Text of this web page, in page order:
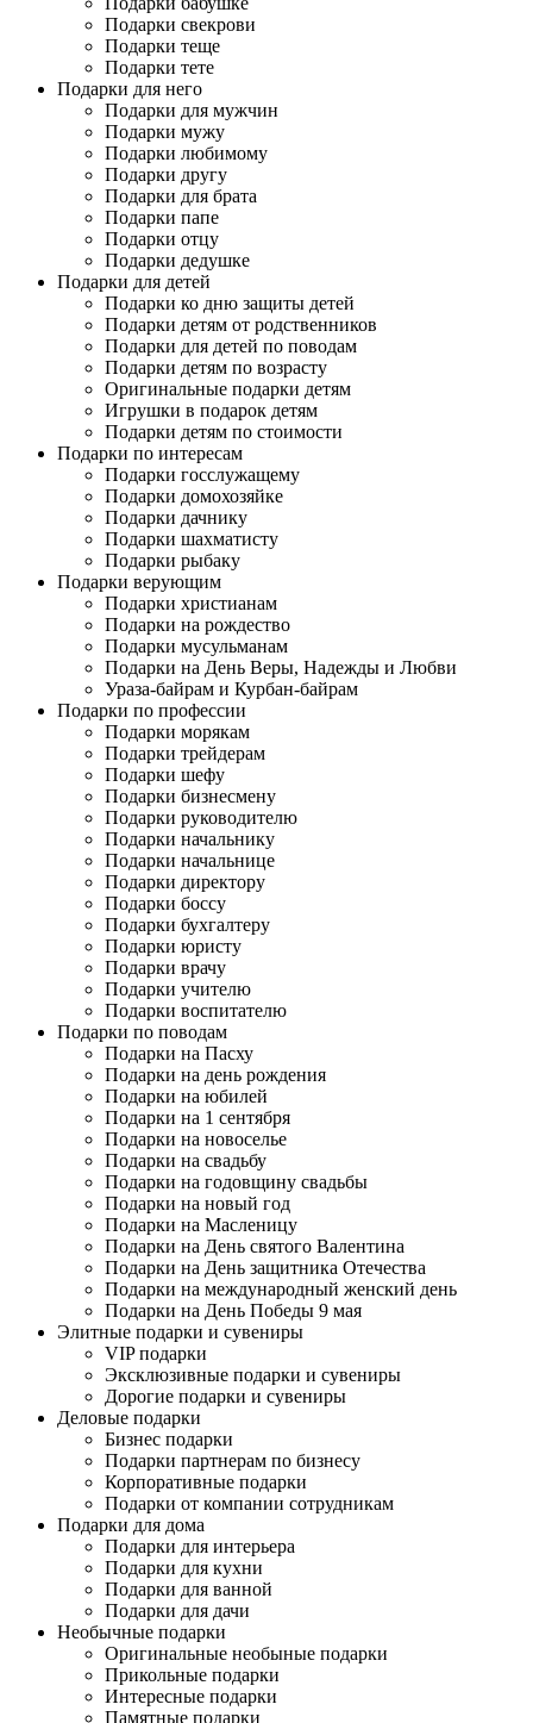
Подарки свекрови
Подарки теще
Подарки тете
Подарки для него
Подарки для мужчин
Подарки мужу
Подарки любимому
Подарки другу
Подарки для брата
Подарки папе
Подарки отцу
Подарки дедушке
Подарки для детей
Подарки ко дню защиты детей
Подарки детям от родственников
Подарки для детей по поводам
Подарки детям по возрасту
Оригинальные подарки детям
Игрушки в подарок детям
Подарки детям по стоимости
Подарки по интересам
Подарки госслужащему
Подарки домохозяйке
Подарки дачнику
Подарки шахматисту
Подарки рыбаку
Подарки верующим
Подарки христианам
Подарки на рождество
Подарки мусульманам
Подарки на День Веры, Надежды и Любви
Ураза-байрам и Курбан-байрам
Подарки по профессии
Подарки морякам
Подарки трейдерам
Подарки шефу
Подарки бизнесмену
Подарки руководителю
Подарки начальнику
Подарки начальнице
Подарки директору
Подарки боссу
Подарки бухгалтеру
Подарки юристу
Подарки врачу
Подарки учителю
Подарки воспитателю
Подарки по поводам
Подарки на Пасху
Подарки на день рождения
Подарки на юбилей
Подарки на 1 сентября
Подарки на новоселье
Подарки на свадьбу
Подарки на годовщину свадьбы
Подарки на новый год
Подарки на Масленицу
Подарки на День святого Валентина
Подарки на День защитника Отечества
Подарки на международный женский день
Подарки на День Победы 9 мая
Элитные подарки и сувениры
VIP подарки
Эксклюзивные подарки и сувениры
Дорогие подарки и сувениры
Деловые подарки
Бизнес подарки
Подарки партнерам по бизнесу
Корпоративные подарки
Подарки от компании сотрудникам
Подарки для дома
Подарки для интерьера
Подарки для кухни
Подарки для ванной
Подарки для дачи
Необычные подарки
Оригинальные необыные подарки
Прикольные подарки
Интересные подарки
Памятные подарки